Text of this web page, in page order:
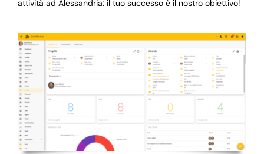
attività ad Alessandria: il tuo successo è il nostro obiettivo!